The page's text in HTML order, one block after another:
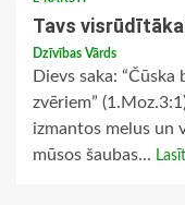
Tavs
Dzīvības Vārds
Dievs saka:
zvēriem”
izmantos melus un
mūsos šaubas...